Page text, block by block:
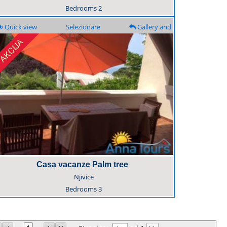
Bedrooms2
Quick view Selezionare
Gallery and
description
Casa vacanze Palm tree
Njivice
Bedrooms3